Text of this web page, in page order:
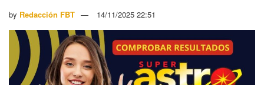
by Redacción FBT 14/11/2025 22:51